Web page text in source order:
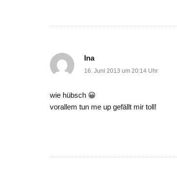
Ina
16. Juni 2013 um 20:14 Uhr
wie hübsch 😀
vorallem tun me up gefällt mir toll!